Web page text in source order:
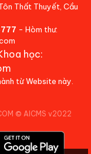
Thất Thuyết, Cầu
- Hòm thư:
học:
từ Website này.
© AICMS v2022